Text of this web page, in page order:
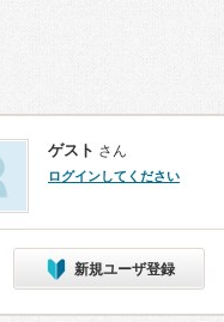
ゲスト さん
ログインしてください
新規ユーザ登録